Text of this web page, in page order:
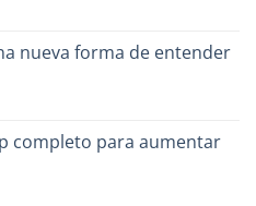
nueva forma de entender
completo para aumentar